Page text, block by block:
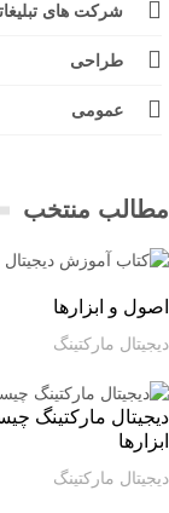
شرکت های
طراحی
عمومی
منتخب
و ابزارها
مارکتینگ
مارکتینگ
مارکتینگ